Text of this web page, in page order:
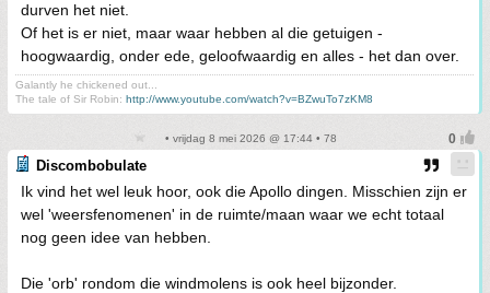
durven het niet.
Of het is er niet, maar waar hebben al die getuigen -
hoogwaardig, onder ede, geloofwaardig en alles - het dan over.
Galantly he chickened out...
The tale of Sir Robin: http://www.youtube.com/watch?v=BZwuTo7zKM8
• vrijdag 8 mei 2026 @ 17:44 • 78
Discombobulate
Ik vind het wel leuk hoor, ook die Apollo dingen. Misschien zijn er
wel 'weersfenomenen' in de ruimte/maan waar we echt totaal
nog geen idee van hebben.
Die 'orb' rondom die windmolens is ook heel bijzonder.